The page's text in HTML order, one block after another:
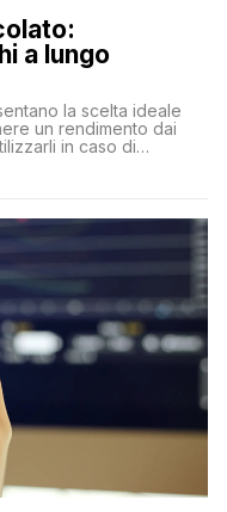
a lungo
la scelta ideale
un rendimento dai
in caso di
tradizionali,
[…]